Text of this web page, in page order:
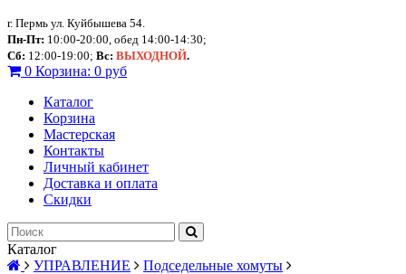
г. Пермь ул. Куйбышева 54.
Пн-Пт: 10:00-20:00, обед 14:00-14:30;
Сб: 12:00-19:00; Вс: ВЫХОДНОЙ.
0 Корзина: 0 руб
Каталог
Корзина
Мастерская
Контакты
Личный кабинет
Доставка и оплата
Скидки
Каталог
УПРАВЛЕНИЕ
Подседельные хомуты